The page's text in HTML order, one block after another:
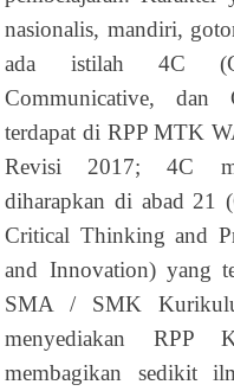
nasionalis, mandiri,
ada istilah 4C
Communicative, dan
terdapat di RPP MTK
Revisi 2017; 4C
diharapkan di abad 21
Critical Thinking and
and Innovation) yang
SMA / SMK
menyediakan RPP
membagikan sedikit